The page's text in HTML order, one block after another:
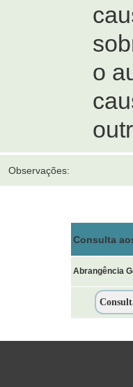
o
Observações:
Consulta
Abrangência